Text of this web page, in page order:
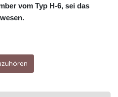
vom Typ H-6, sei das